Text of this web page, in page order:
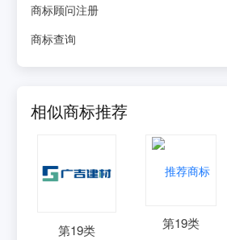
商标顾问注册
商标查询
相似商标推荐
第19类 第19类